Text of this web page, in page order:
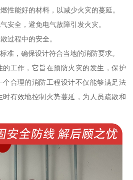
性能好的材料，以减少火灾的蔓延。
安全，避免电气故障引发火灾。
过程中的安全。
准，确保设计符合当地的消防要求。
工作，它旨在预防火灾的发生，保护
个合理的消防工程设计不仅能够满足法
有效地控制火势蔓延，为人员疏散和